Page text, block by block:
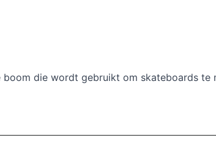
die wordt gebruikt om skateboards te